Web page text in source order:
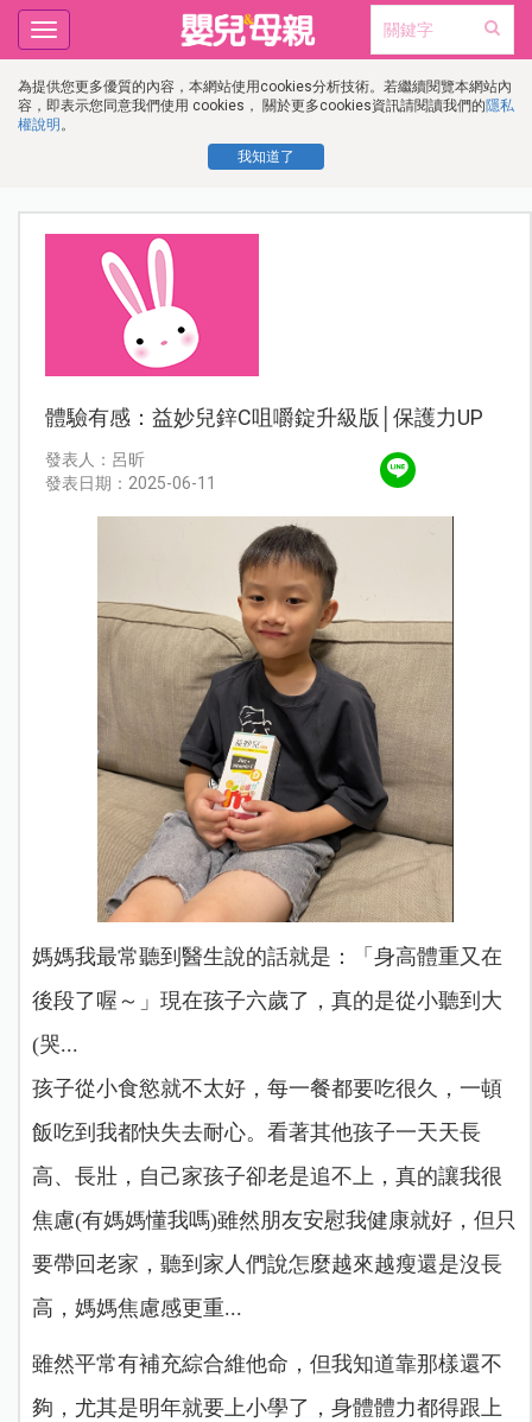
為提供您更多優質的內容，本網站使用cookies分析技術。若繼續閱覽本網站內
容，即表示您同意我們使用 cookies， 關於更多cookies資訊請閱讀我們的隱私
權說明 。
我知道了
Toggle
navigation
體驗有感：益妙兒鋅C咀嚼錠升級版│保護力UP
發表人：呂昕
發表日期：2025-06-11
媽媽我最常聽到醫生說的話就是：「身高體重又在
後段了喔～」現在孩子六歲了，真的是從小聽到大
(哭...
孩子從小食慾就不太好，每一餐都要吃很久，一頓
飯吃到我都快失去耐心。看著其他孩子一天天長
高、長壯，自己家孩子卻老是追不上，真的讓我很
焦慮(有媽媽懂我嗎)雖然朋友安慰我健康就好，但只
要帶回老家，聽到家人們說怎麼越來越瘦還是沒長
高，媽媽焦慮感更重...
雖然平常有補充綜合維他命，但我知道靠那樣還不
夠，尤其是明年就要上小學了，身體體力都得跟上